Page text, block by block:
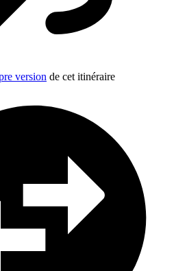
version de cet itinéraire